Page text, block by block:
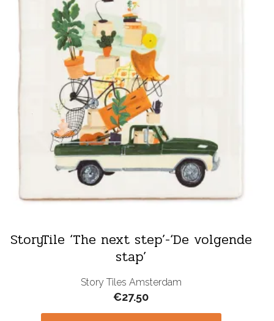
StoryTile ‘The next step’-‘De volgende
stap’
Story Tiles Amsterdam
€27.50